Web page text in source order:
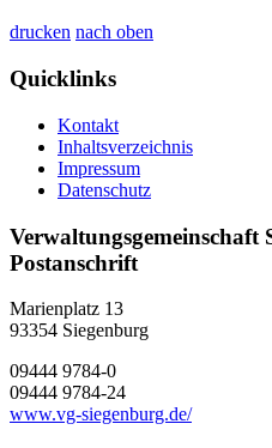
drucken nach oben
Quicklinks
Kontakt
Inhaltsverzeichnis
Impressum
Datenschutz
Verwaltungsgemeinschaft
Postanschrift
Marienplatz 13
93354 Siegenburg
09444 9784-0
09444 9784-24
www.vg-siegenburg.de/